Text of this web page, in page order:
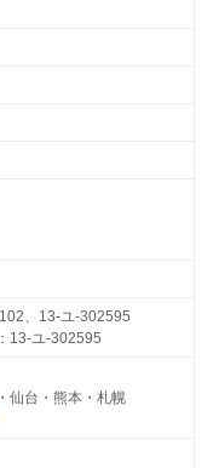
、13-ユ-302595
13-ユ-302595
仙台・熊本・札幌